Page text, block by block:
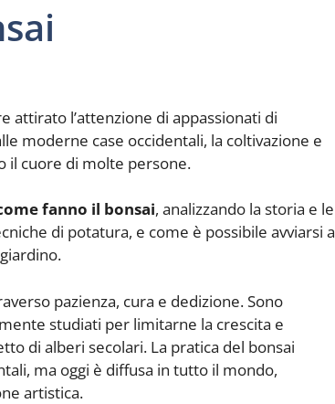
attirato l’attenzione di appassionati di
moderne case occidentali, la coltivazione e
il cuore di molte persone.
fanno il bonsai, analizzando la storia e le
di potatura, e come è possibile avviarsi a
pazienza, cura e dedizione. Sono
studiati per limitarne la crescita e
di alberi secolari. La pratica del bonsai
ma oggi è diffusa in tutto il mondo,
artistica.